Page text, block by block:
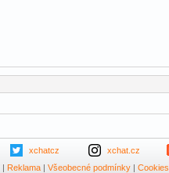
xchatcz xchat.cz
| Reklama| Všeobecné podmínky| Cookies